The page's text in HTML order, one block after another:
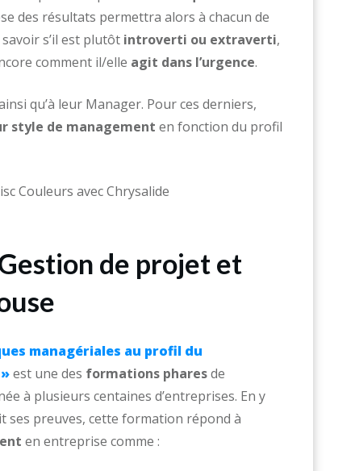
des résultats permettra alors à chacun de
savoir s’il est plutôt introverti ou extraverti,
comment il/elle agit dans l’urgence.
qu’à leur Manager. Pour ces derniers,
style de management en fonction du profil
de projet et
managériales au profil du
est une des formations pharesde
à plusieurs centaines d’entreprises. En y
ses preuves, cette formation répond à
en entreprise comme :